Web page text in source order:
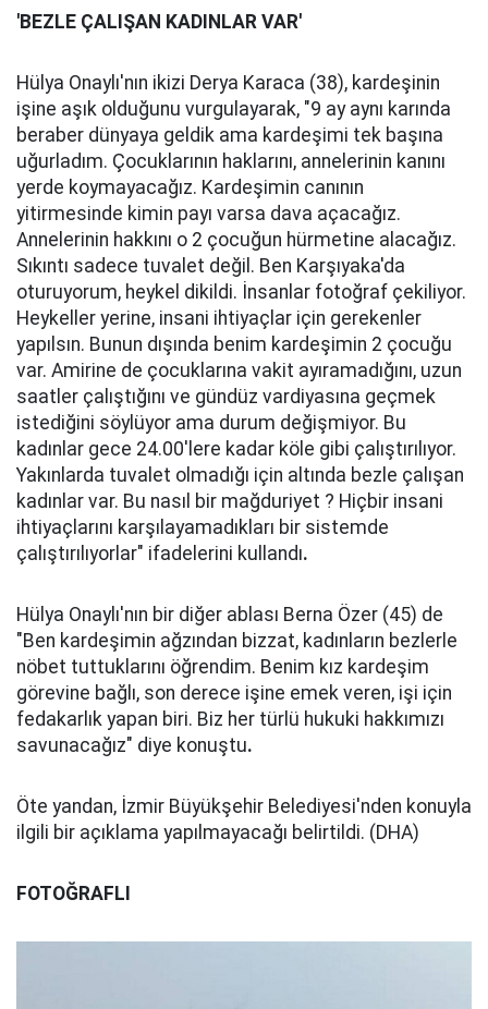
'BEZLE ÇALIŞAN KADINLAR VAR'
Hülya Onaylı'nın ikizi Derya Karaca (38), kardeşinin
işine aşık olduğunu vurgulayarak, "9 ay aynı karında
beraber dünyaya geldik ama kardeşimi tek başına
uğurladım. Çocuklarının haklarını, annelerinin kanını
yerde koymayacağız. Kardeşimin canının
yitirmesinde kimin payı varsa dava açacağız.
Annelerinin hakkını o 2 çocuğun hürmetine alacağız.
Sıkıntı sadece tuvalet değil. Ben Karşıyaka'da
oturuyorum, heykel dikildi. İnsanlar fotoğraf çekiliyor.
Heykeller yerine, insani ihtiyaçlar için gerekenler
yapılsın. Bunun dışında benim kardeşimin 2 çocuğu
var. Amirine de çocuklarına vakit ayıramadığını, uzun
saatler çalıştığını ve gündüz vardiyasına geçmek
istediğini söylüyor ama durum değişmiyor. Bu
kadınlar gece 24.00'lere kadar köle gibi çalıştırılıyor.
Yakınlarda tuvalet olmadığı için altında bezle çalışan
kadınlar var. Bu nasıl bir mağduriyet ? Hiçbir insani
ihtiyaçlarını karşılayamadıkları bir sistemde
çalıştırılıyorlar" ifadelerini kullandı.
Hülya Onaylı'nın bir diğer ablası Berna Özer (45) de
"Ben kardeşimin ağzından bizzat, kadınların bezlerle
nöbet tuttuklarını öğrendim. Benim kız kardeşim
görevine bağlı, son derece işine emek veren, işi için
fedakarlık yapan biri. Biz her türlü hukuki hakkımızı
savunacağız" diye konuştu.
Öte yandan, İzmir Büyükşehir Belediyesi'nden konuyla
ilgili bir açıklama yapılmayacağı belirtildi. (DHA)
FOTOĞRAFLI